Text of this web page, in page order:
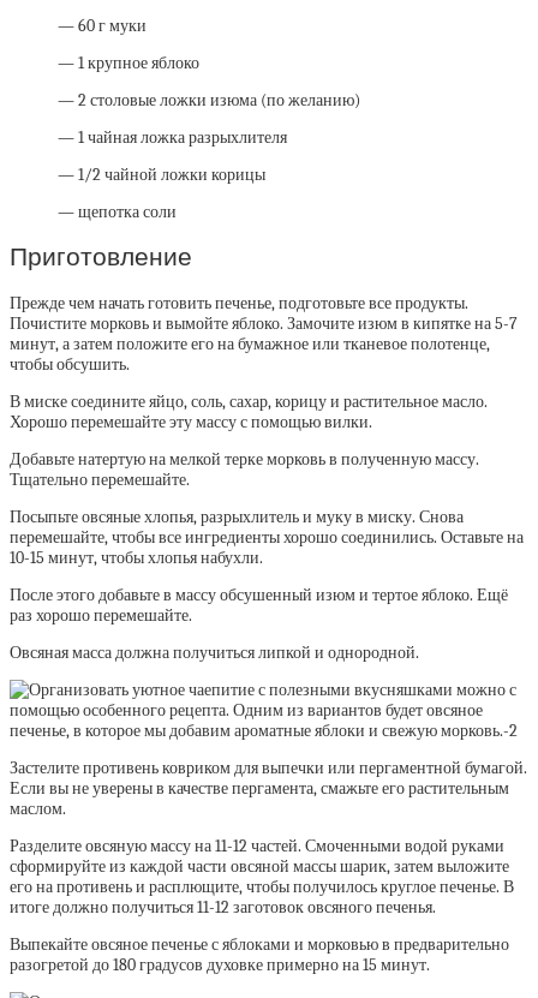
— 60 г муки
— 1 крупное яблоко
— 2 столовые ложки изюма (по желанию)
— 1 чайная ложка разрыхлителя
— 1/2 чайной ложки корицы
— щепотка соли
Приготовление
Прежде чем начать готовить печенье, подготовьте все продукты.
Почистите морковь и вымойте яблоко. Замочите изюм в кипятке на 5-7
минут, а затем положите его на бумажное или тканевое полотенце,
чтобы обсушить.
В миске соедините яйцо, соль, сахар, корицу и растительное масло.
Хорошо перемешайте эту массу с помощью вилки.
Добавьте натертую на мелкой терке морковь в полученную массу.
Тщательно перемешайте.
Посыпьте овсяные хлопья, разрыхлитель и муку в миску. Снова
перемешайте, чтобы все ингредиенты хорошо соединились. Оставьте на
10-15 минут, чтобы хлопья набухли.
После этого добавьте в массу обсушенный изюм и тертое яблоко. Ещё
раз хорошо перемешайте.
Овсяная масса должна получиться липкой и однородной.
Застелите противень ковриком для выпечки или пергаментной бумагой.
Если вы не уверены в качестве пергамента, смажьте его растительным
маслом.
Разделите овсяную массу на 11-12 частей. Смоченными водой руками
сформируйте из каждой части овсяной массы шарик, затем выложите
его на противень и расплющите, чтобы получилось круглое печенье. В
итоге должно получиться 11-12 заготовок овсяного печенья.
Выпекайте овсяное печенье с яблоками и морковью в предварительно
разогретой до 180 градусов духовке примерно на 15 минут.